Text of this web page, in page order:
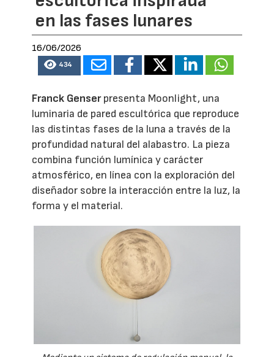
en las fases lunares
16/06/2026
434
Franck Genserpresenta Moonlight, una
luminaria de pared escultórica que reproduce
las distintas fases de la luna a través de la
profundidad natural del alabastro. La pieza
combina función lumínica y carácter
atmosférico, en línea con la exploración del
diseñador sobre la interacción entre la luz, la
forma y el material.